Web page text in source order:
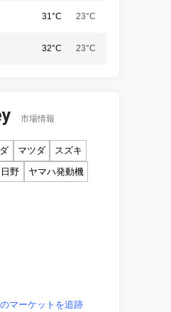
31°C 23°C
32°C 23°C
市場情報
マツダ
スズキ
日野 ヤマハ発動機
マーケットを追跡